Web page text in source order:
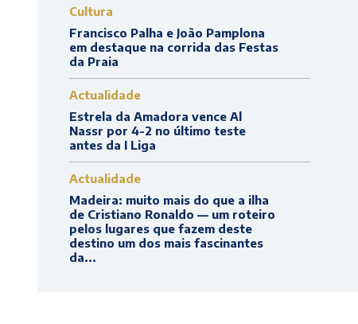
Cultura
Francisco Palha e João Pamplona
em destaque na corrida das Festas
da Praia
Actualidade
Estrela da Amadora vence Al
Nassr por 4-2 no último teste
antes da I Liga
Actualidade
Madeira: muito mais do que a ilha
de Cristiano Ronaldo — um roteiro
pelos lugares que fazem deste
destino um dos mais fascinantes
da...